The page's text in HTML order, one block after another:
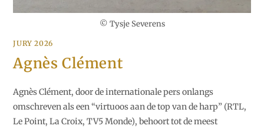
© Tysje Severens
JURY 2026
Agnès Clément
Agnès Clément, door de internationale pers onlangs
omschreven als een “virtuoos aan de top van de harp” (RTL,
Le Point, La Croix, TV5 Monde), behoort tot de meest